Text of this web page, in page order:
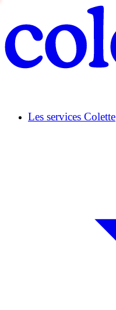
Les services Colette